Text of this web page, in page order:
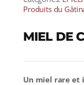
Produits du
MIEL DE
Un miel rare et